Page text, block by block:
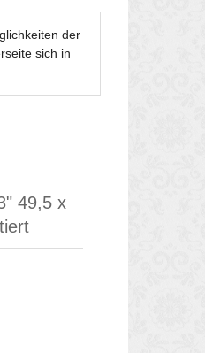
der
sich in
49,5 x